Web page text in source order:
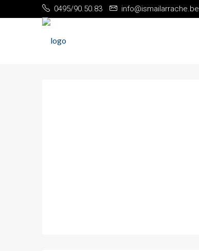
0495/90.50.83 info@ismailarrache.be